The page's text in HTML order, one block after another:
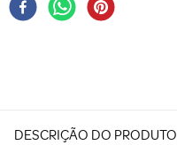
DESCRIÇÃO DO PRODUTO